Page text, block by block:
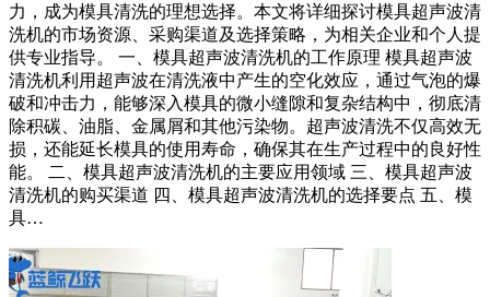
力，成为模具清洗的理想选择。本文将详细探讨模具超声波清
洗机的市场资源、采购渠道及选择策略，为相关企业和个人提
供专业指导。 一、模具超声波清洗机的工作原理 模具超声波
清洗机利用超声波在清洗液中产生的空化效应，通过气泡的爆
破和冲击力，能够深入模具的微小缝隙和复杂结构中，彻底清
除积碳、油脂、金属屑和其他污染物。超声波清洗不仅高效无
损，还能延长模具的使用寿命，确保其在生产过程中的良好性
能。 二、模具超声波清洗机的主要应用领域 三、模具超声波
清洗机的购买渠道 四、模具超声波清洗机的选择要点 五、模
具…